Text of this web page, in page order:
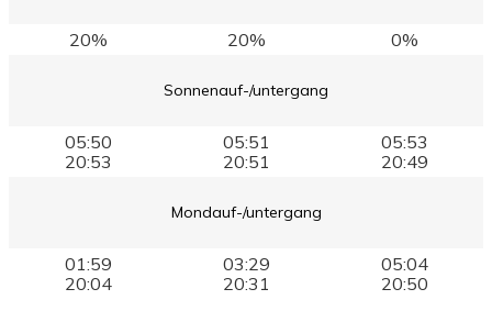
20% 20% 0%
Sonnenauf-/untergang
05:50
20:53
05:51
20:51
05:53
20:49
Mondauf-/untergang
01:59
20:04
03:29
20:31
05:04
20:50